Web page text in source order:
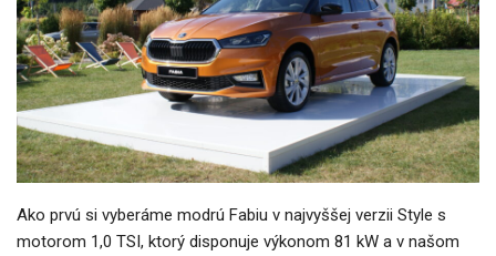
Ako prvú si vyberáme modrú Fabiu v najvyššej verzii Style s
motorom 1,0 TSI, ktorý disponuje výkonom 81 kW a v našom